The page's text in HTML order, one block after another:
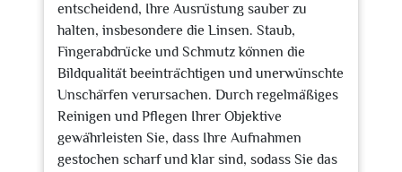
entscheidend, Ihre Ausrüstung sauber zu
halten, insbesondere die Linsen. Staub,
Fingerabdrücke und Schmutz können die
Bildqualität beeinträchtigen und unerwünschte
Unschärfen verursachen. Durch regelmäßiges
Reinigen und Pflegen Ihrer Objektive
gewährleisten Sie, dass Ihre Aufnahmen
gestochen scharf und klar sind, sodass Sie das